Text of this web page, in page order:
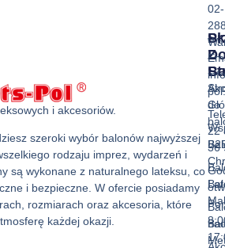
i akcesoriów.
szeroki wybór balonów najwyższej
rodzaju imprez, wydarzeń i
są wykonane z naturalnego lateksu, co
i bezpieczne. W ofercie posiadamy
rozmiarach oraz akcesoria, które
każdej okazji.
Z
do
02-
22
36